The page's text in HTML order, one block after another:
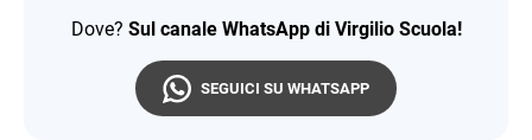
Dove? Sul canale WhatsApp di Virgilio Scuola!
SEGUICI SU WHATSAPP